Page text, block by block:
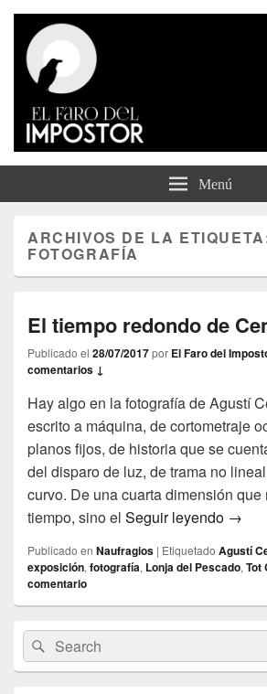
El Faro del Impostor
Menú
ARCHIVOS DE LA
FOTOGRAFÍA
El tiempo redondo de
Publicado el 28/07/2017por El Faro del
comentarios ↓
Hay algo en la fotografía de Agustí
escrito a máquina, de cortometraje
planos fijos, de historia que se
del disparo de luz, de trama no
curvo. De una cuarta dimensión que
tiempo, sino el Seguir leyendo El
→
Publicado en Naufragios | Etiquetado Agustí
exposición, fotografía, Lonja del Pescado, Tot
comentario
área
de
widget
Buscar
por:
Buscar